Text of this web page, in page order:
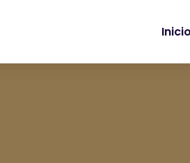
Inicio